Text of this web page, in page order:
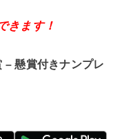
きます！
– 懸賞付きナンプレ